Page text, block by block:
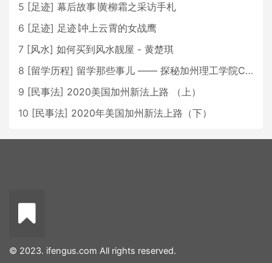
5 [足迹] 幕后故事∣黄柳霜之采访手札
6 [足迹] 足迹∣冲上云霄的女战鹰
7 [风水] 如何买到风水靓屋 - 黄楚琪
8 [留学历程] 留学那些事儿 —— 探秘加州理工学院Caltech博士生活 [上集]
9 [民事法] 2020美国加州新法上路 （上）
10 [民事法] 2020年美国加州新法上路（下）
© 2023. ifengus.com All rights reserved.